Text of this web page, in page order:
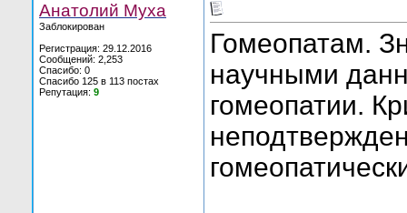
Анатолий Муха
Заблокирован
Регистрация: 29.12.2016
Сообщений: 2,253
Спасибо: 0
Спасибо 125 в 113 постах
Репутация: 9
Гомеопатам.
научными
гомеопатии.